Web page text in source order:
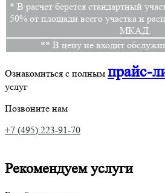
* В расчет берется стандартный
50% от площади всего участка и
МКАД.
** В цену не входит
Ознакомиться с полным прайс-
услуг
Позвоните нам
+7 (495) 223-91-70
Рекомендуем услуги